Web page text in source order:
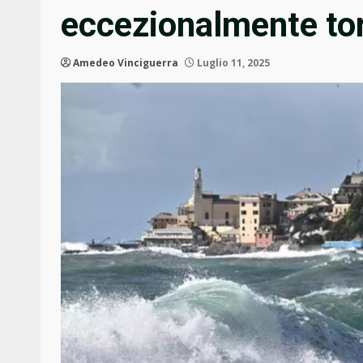
eccezionalmente
Amedeo Vinciguerra Luglio 11, 2025